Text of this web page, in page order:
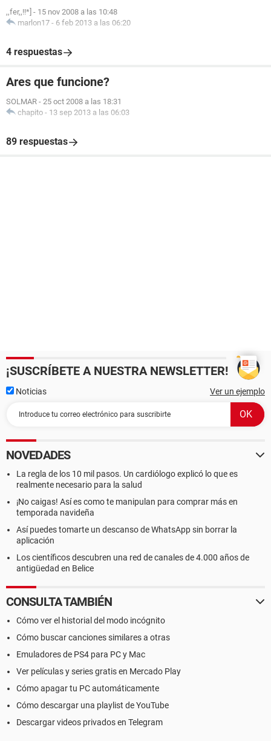
,,fer,,!!*] - 15 nov 2008 a las 10:48
marlon17 - 6 feb 2013 a las 06:20
4 respuestas
Ares que funcione?
SOLMAR - 25 oct 2008 a las 18:31
chapito - 13 sep 2013 a las 06:03
89 respuestas
¡SUSCRÍBETE A NUESTRA NEWSLETTER!
Noticias Ver un ejemplo
NOVEDADES
La regla de los 10 mil pasos. Un cardiólogo explicó lo que es
realmente necesario para la salud
¡No caigas! Así es como te manipulan para comprar más en
temporada navideña
Así puedes tomarte un descanso de WhatsApp sin borrar la
aplicación
Los científicos descubren una red de canales de 4.000 años de
antigüedad en Belice
CONSULTA TAMBIÉN
Cómo ver el historial del modo incógnito
Cómo buscar canciones similares a otras
Emuladores de PS4 para PC y Mac
Ver películas y series gratis en Mercado Play
Cómo apagar tu PC automáticamente
Cómo descargar una playlist de YouTube
Descargar videos privados en Telegram